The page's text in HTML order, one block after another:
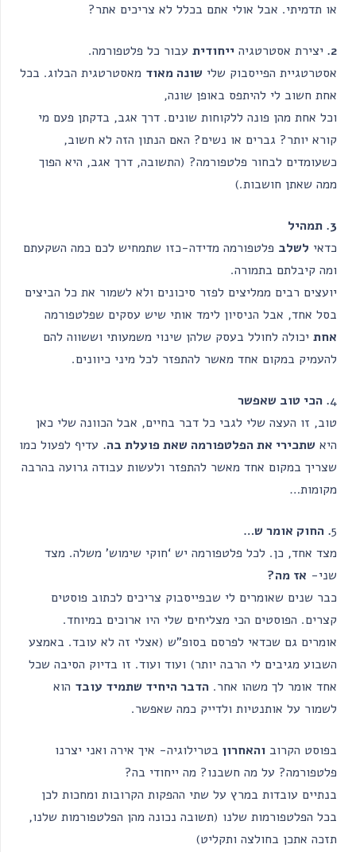
או תדמיתי. אבל אולי אתם בכלל לא צריכים אתר?
2. יצירת אסטרטגיה ייחודית עבור כל פלטפורמה.
אסטרטגיית הפייסבוק שלי שונה מאוד מאסטרטגית הבלוג. בכל
אחת חשוב לי להיתפס באופן שונה,
וכל אחת מהן פונה ללקוחות שונים. דרך אגב, בדקתן פעם מי
קורא יותר? גברים או נשים? האם הנתון הזה לא חשוב,
כשעומדים לבחור פלטפורמה? (התשובה, דרך אגב, היא הפוך
ממה שאתן חושבות.)
3. תמהיל
כדאי לשלב פלטפורמה מדידה-כזו שתמחיש לכם כמה השקעתם
ומה קיבלתם בתמורה.
יועצים רבים ממליצים לפזר סיכונים ולא לשמור את כל הביצים
בסל אחד, אבל הניסיון לימד אותי שיש עסקים שפלטפורמה
אחת יכולה לחולל בעסק שלהן שינוי משמעותי וששווה להם
להעמיק במקום אחד מאשר להתפזר לכל מיני כיוונים.
4. הכי טוב שאפשר
טוב, זו העצה שלי לגבי כל דבר בחיים, אבל הכוונה שלי כאן
היא שתכירי את הפלטפורמה שאת פועלת בה. עדיף לפעול כמו
שצריך במקום אחד מאשר להתפזר ולעשות עבודה גרועה בהרבה
מקומות…
5. החוק אומר ש…
מצד אחד, כן. לכל פלטפורמה יש ‘חוקי שימוש’ משלה. מצד
שני- אז מה?
כבר שנים שאומרים לי שבפייסבוק צריכים לכתוב פוסטים
קצרים. הפוסטים הכי מצליחים שלי היו ארוכים במיוחד.
אומרים גם שכדאי לפרסם בסופ”ש (אצלי זה לא עובד. באמצע
השבוע מגיבים לי הרבה יותר) ועוד ועוד. זו בדיוק הסיבה שכל
אחד אומר לך משהו אחר. הדבר היחיד שתמיד עובד הוא
לשמור על אותנטיות ולדייק כמה שאפשר.
בפוסט הקרוב והאחרון בטרילוגיה- איך אירה ואני יצרנו
פלטפורמה? על מה חשבנו? מה ייחודי בה?
בנתיים עובדות במרץ על שתי ההפקות הקרובות ומחכות לכן
בכל הפלטפורמות שלנו (תשובה נכונה מהן הפלטפורמות שלנו,
תזכה אתכן בחולצה ותקליט)